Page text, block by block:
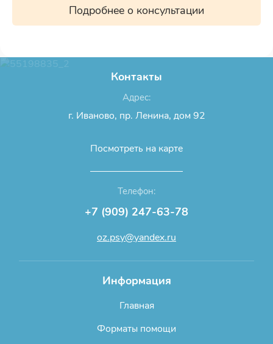
Подробнее о консультации
Контакты
Адрес:
г. Иваново, пр. Ленина, дом 92
Посмотреть на карте
Телефон:
+7 (909) 247-63-78
oz.psy@yandex.ru
Информация
Главная
Форматы помощи